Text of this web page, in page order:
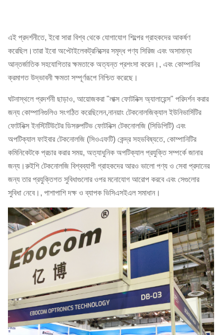
এই প্রদর্শনীতে, ইবো সারা বিশ্ব থেকে যোগাযোগ শিল্পের গ্রাহকদের আকর্ষণ
করেছিল।তারা ইবো অপ্টোইলেকট্রনিক্সের সমৃদ্ধ পণ্য সিরিজ এবং অসামান্য
আন্তর্জাতিক সহযোগিতার ক্ষমতাকে অত্যন্ত প্রশংসা করেন।, এবং কোম্পানির
ক্রমাগত উদ্ভাবনী ক্ষমতা সম্পূর্ণরূপে নিশ্চিত করেছে।
ঘটনাস্থলে প্রদর্শনী ছাড়াও, আয়োজকরা "লাক্স ফোটনিক্স অ্যালায়েন্স" পরিদর্শন করার
জন্য কোম্পানিগুলিও সংগঠিত করেছিলেন,নানয়াং টেকনোলজিক্যাল ইউনিভার্সিটির
ফোটনিক্স ইনস্টিটিউটের ডিসরুপটিভ ফোটনিক্স টেকনোলজি (সিডিপিটি) এবং
অপটিক্যাল ফাইবার টেকনোলজি (সিওএফটি) কেন্দ্র সহভবিষ্যতে, কোম্পানিটির
কমিনিকেটকে প্রচার করার সময়, অত্যাধুনিক অপটিক্যাল প্রযুক্তি সম্পর্কে জানার
জন্য।রুইশি টেকনোলজি বিশ্বব্যাপী গ্রাহকদের আরও ভালো পণ্য ও সেবা প্রদানের
জন্য তার প্রযুক্তিগত সুবিধাগুলোর ওপর মনোযোগ আরোপ করবে এবং সেগুলোর
সুবিধা নেবে।, পাশাপাশি দক্ষ ও ব্যাপক ভিসিএসইএল সমাধান।